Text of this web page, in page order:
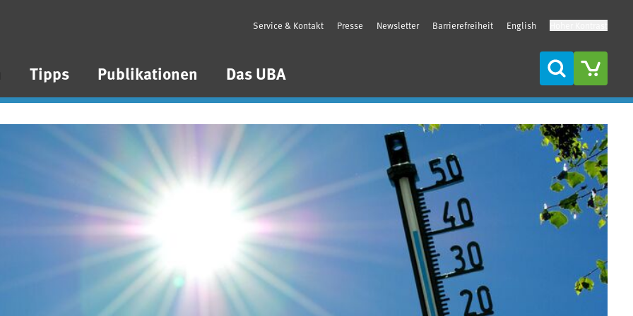
Tipps Publikationen Das UBA
Service & Kontakt Presse Newsletter Barrierefreiheit English
Suche